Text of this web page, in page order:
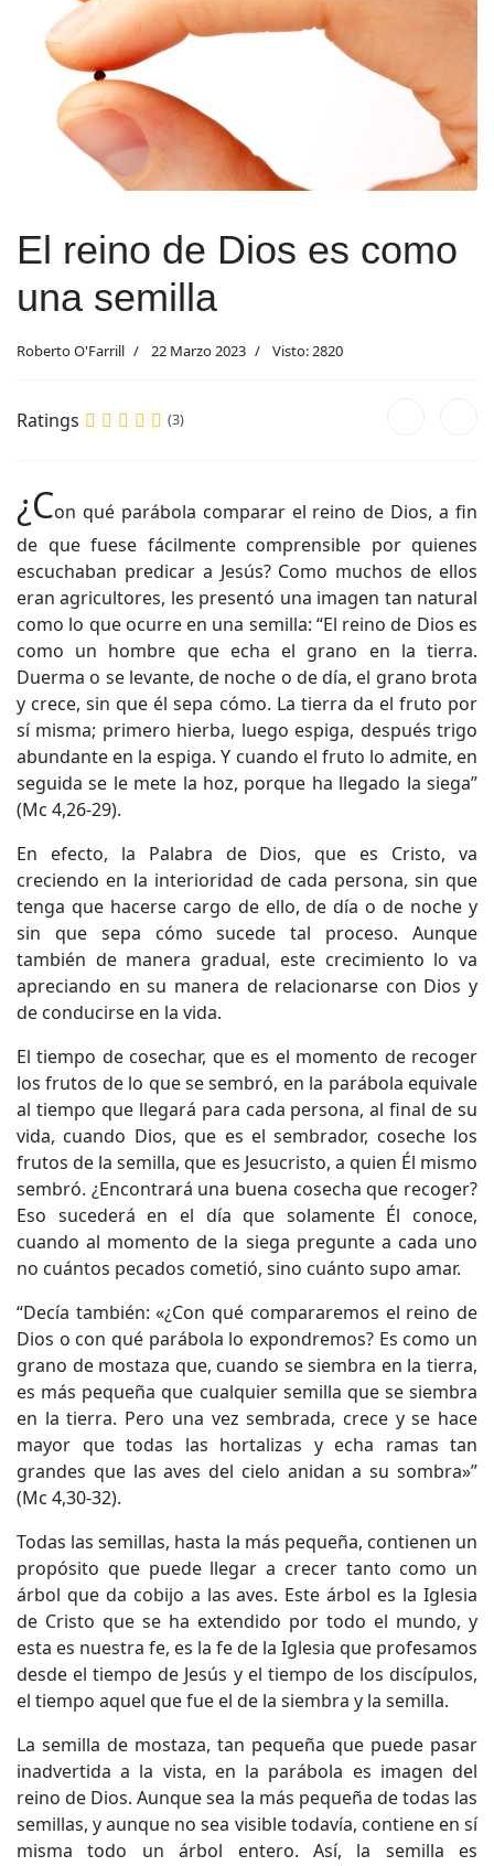
El reino de Dios es como
una semilla
Roberto O'Farrill 22 Marzo 2023 Visto: 2820
Ratings (3)
¿Con qué parábola comparar el reino de Dios, a fin
de que fuese fácilmente comprensible por quienes
escuchaban predicar a Jesús? Como muchos de ellos
eran agricultores, les presentó una imagen tan natural
como lo que ocurre en una semilla: “El reino de Dios es
como un hombre que echa el grano en la tierra.
Duerma o se levante, de noche o de día, el grano brota
y crece, sin que él sepa cómo. La tierra da el fruto por
sí misma; primero hierba, luego espiga, después trigo
abundante en la espiga. Y cuando el fruto lo admite, en
seguida se le mete la hoz, porque ha llegado la siega”
(Mc 4,26-29).
En efecto, la Palabra de Dios, que es Cristo, va
creciendo en la interioridad de cada persona, sin que
tenga que hacerse cargo de ello, de día o de noche y
sin que sepa cómo sucede tal proceso. Aunque
también de manera gradual, este crecimiento lo va
apreciando en su manera de relacionarse con Dios y
de conducirse en la vida.
El tiempo de cosechar, que es el momento de recoger
los frutos de lo que se sembró, en la parábola equivale
al tiempo que llegará para cada persona, al final de su
vida, cuando Dios, que es el sembrador, coseche los
frutos de la semilla, que es Jesucristo, a quien Él mismo
sembró. ¿Encontrará una buena cosecha que recoger?
Eso sucederá en el día que solamente Él conoce,
cuando al momento de la siega pregunte a cada uno
no cuántos pecados cometió, sino cuánto supo amar.
“Decía también: «¿Con qué compararemos el reino de
Dios o con qué parábola lo expondremos? Es como un
grano de mostaza que, cuando se siembra en la tierra,
es más pequeña que cualquier semilla que se siembra
en la tierra. Pero una vez sembrada, crece y se hace
mayor que todas las hortalizas y echa ramas tan
grandes que las aves del cielo anidan a su sombra»”
(Mc 4,30-32).
Todas las semillas, hasta la más pequeña, contienen un
propósito que puede llegar a crecer tanto como un
árbol que da cobijo a las aves. Este árbol es la Iglesia
de Cristo que se ha extendido por todo el mundo, y
esta es nuestra fe, es la fe de la Iglesia que profesamos
desde el tiempo de Jesús y el tiempo de los discípulos,
el tiempo aquel que fue el de la siembra y la semilla.
La semilla de mostaza, tan pequeña que puede pasar
inadvertida a la vista, en la parábola es imagen del
reino de Dios. Aunque sea la más pequeña de todas las
semillas, y aunque no sea visible todavía, contiene en sí
misma todo un árbol entero. Así, la semilla es